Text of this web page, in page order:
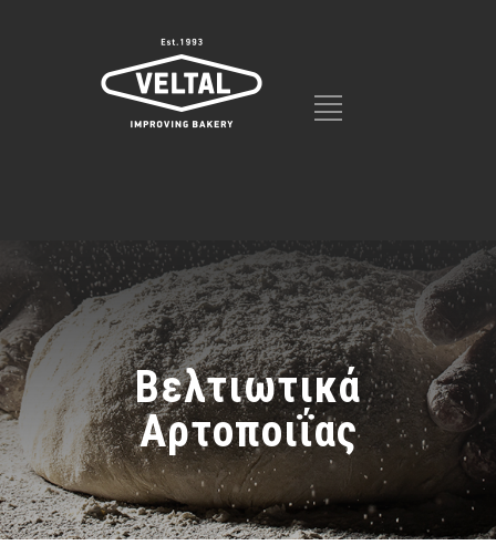
Βελτιωτικά
Αρτοποιΐας